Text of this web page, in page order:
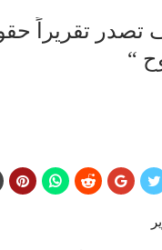
تقريراً
“